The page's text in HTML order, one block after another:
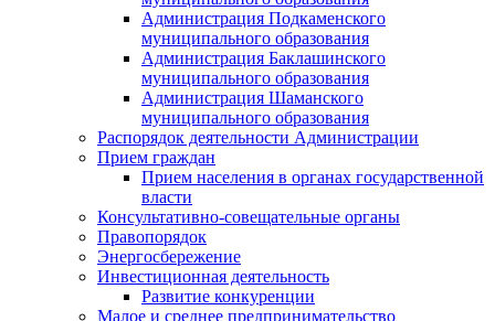
Администрация Подкаменского
муниципального образования
Администрация Баклашинского
муниципального образования
Администрация Шаманского
муниципального образования
Распорядок деятельности Администрации
Прием граждан
Прием населения в органах государственной
власти
Консультативно-совещательные органы
Правопорядок
Энергосбережение
Инвестиционная деятельность
Развитие конкуренции
Малое и среднее предпринимательство